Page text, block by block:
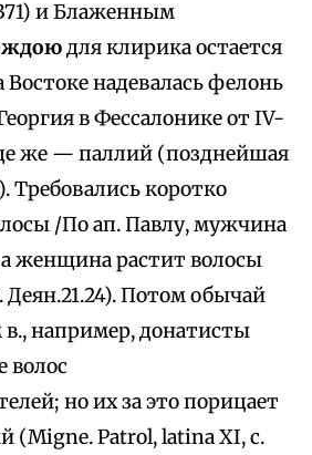
и Блаженным
для клирика остается
Востоке надевалась фелонь
в Фессалонике от IV-
же — паллий (позднейшая
Требовались коротко
/По ап. Павлу, мужчина
женщина растит волосы
Деян.21.24). Потом обычай
например, донатисты
волос
но их за это порицает
(Migne. Patrol, latina XI, с.